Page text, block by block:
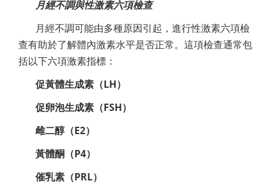
月經不調與性激素六項檢查
月經不調可能由多種原因引起，進行性激素六項檢
查有助於了解體內激素水平是否正常。這項檢查通常包
括以下六項激素指標：
促黃體生成素（LH）
促卵泡生成素（FSH）
雌二醇（E2）
黃體酮（P4）
催乳素（PRL）